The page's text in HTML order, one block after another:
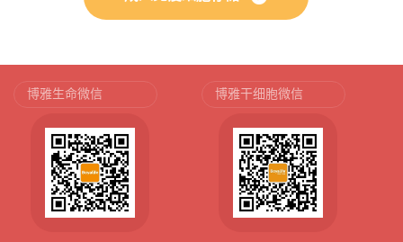
博雅生命微信 博雅干细胞微信